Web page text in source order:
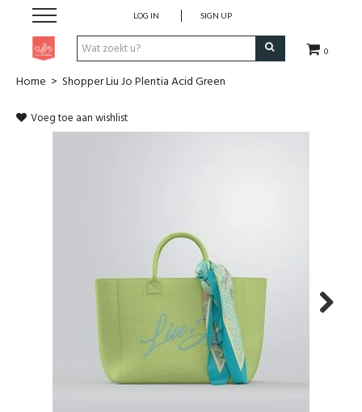
0
LOG IN SIGN UP
Pen & Papier
Office
School & Travel
Home > Shopper Liu Jo Plentia Acid Green
Voeg toe aan wishlist